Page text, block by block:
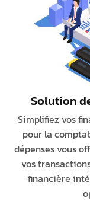
Solution
Simplifiez vos
pour la
dépenses vous
vos
financière